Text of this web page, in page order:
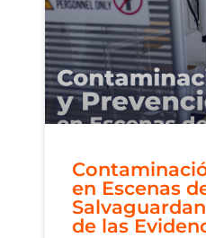
en Escenas
de las